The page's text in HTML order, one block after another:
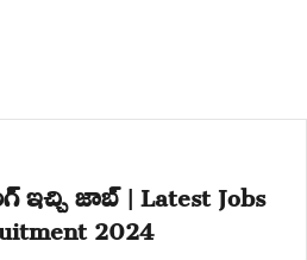
ఇచ్చి జాబ్ | Latest Jobs
2024